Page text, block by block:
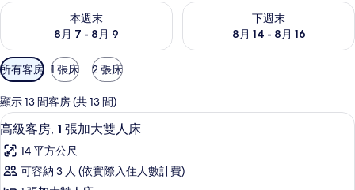
本週末
8月 7 - 8月 9
查看本週末 (8月 7 - 8月 9) 的供應情況
下週末
8月 14 - 8月 16
查看下週末 (8月 14 - 8月 16)
可
用
的
客
房
篩
選
條
所有客房 1 張床 2 張床
顯示 13 間客房 (共 13 間)
顯
示
高
級
高級寢具、客房內保險箱、書桌、筆
5
高級客房, 1 張加大雙人床
14 平方公尺
可容納 3 人 (依實際入住人數計費)